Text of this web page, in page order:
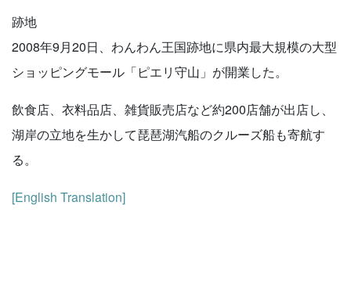
跡地
2008年9月20日、わんわん王国跡地に県内最大規模の大型
ショッピングモール「ピエリ守山」が開業した。
飲食店、衣料品店、雑貨販売店など約200店舗が出店し、
湖岸の立地を生かして琵琶湖汽船のクルーズ船も寄航す
る。
[English Translation]